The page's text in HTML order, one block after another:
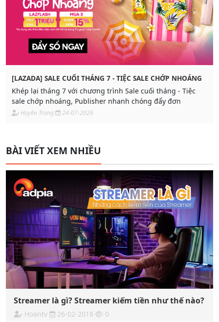
[LAZADA] SALE CUỐI THÁNG 7 - TIỆC SALE CHỚP NHOÁNG
Khép lại tháng 7 với chương trình Sale cuối tháng - Tiệc
sale chớp nhoáng, Publisher nhanh chóng đẩy đơn
Huyền Trang 24-07-2026
BÀI VIẾT XEM NHIỀU
Streamer là gì? Streamer kiếm tiền như thế nào?
Hoantv 26-02-2018 0